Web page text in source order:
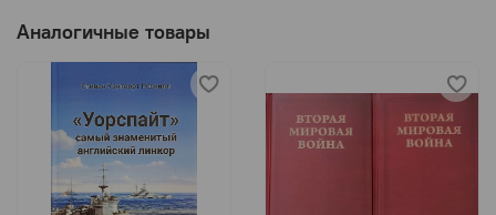
Аналогичные товары